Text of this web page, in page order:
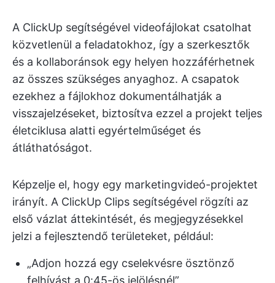
A ClickUp segítségével videofájlokat csatolhat
közvetlenül a feladatokhoz, így a szerkesztők
és a kollaboránsok egy helyen hozzáférhetnek
az összes szükséges anyaghoz. A csapatok
ezekhez a fájlokhoz dokumentálhatják a
visszajelzéseket, biztosítva ezzel a projekt teljes
életciklusa alatti egyértelműséget és
átláthatóságot.
Képzelje el, hogy egy marketingvideó-projektet
irányít. A ClickUp Clips segítségével rögzíti az
első vázlat áttekintését, és megjegyzésekkel
jelzi a fejlesztendő területeket, például:
„Adjon hozzá egy cselekvésre ösztönző
felhívást a 0:45-ös jelölésnél”